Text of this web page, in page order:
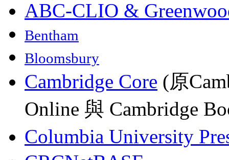
ABC-CLIO &
Bentham
Bloomsbury
Cambridge Core (原
Online 與 Cambridge
Columbia University